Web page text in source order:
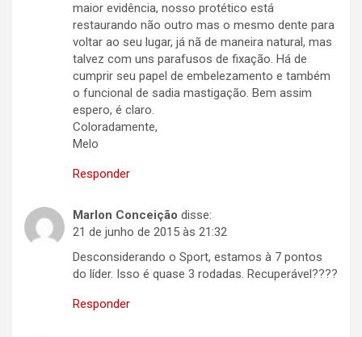
maior evidência, nosso protético está
restaurando não outro mas o mesmo dente para
voltar ao seu lugar, já nã de maneira natural, mas
talvez com uns parafusos de fixação. Há de
cumprir seu papel de embelezamento e também
o funcional de sadia mastigação. Bem assim
espero, é claro.
Coloradamente,
Melo
Responder
Marlon Conceição disse:
21 de junho de 2015 às 21:32
Desconsiderando o Sport, estamos à 7 pontos
do líder. Isso é quase 3 rodadas. Recuperável????
Responder